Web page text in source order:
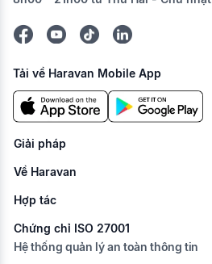
Tải về Haravan Mobile App
Giải pháp
Về Haravan
Hợp tác
Chứng chỉ ISO 27001
Hệ thống quản lý an toàn thông tin